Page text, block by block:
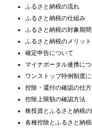
ふるさと納税の流れ
ふるさと納税の仕組み
ふるさと納税の対象期間
ふるさと納税のメリット
確定申告について
マイナポータル連携に
ワンストップ特例制度
控除・還付の確認の仕方
控除上限額の確認方法
株投資とふるさと納税
各種控除とふるさと納